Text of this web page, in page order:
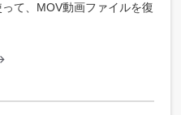
て、MOV動画ファイルを復